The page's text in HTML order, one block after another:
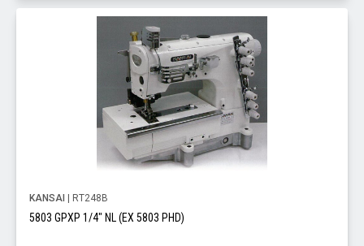
KANSAI | RT248B
5803 GPXP 1/4" NL (EX 5803 PHD)